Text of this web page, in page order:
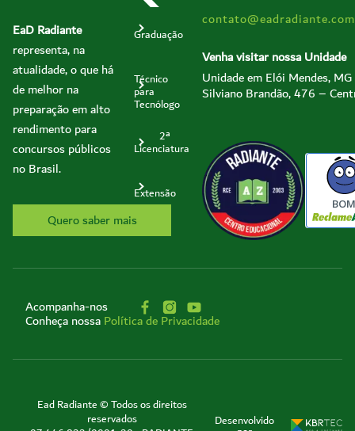
EaD Radiante
representa, na
atualidade, o que há
de melhor na
preparação em alto
rendimento para
concursos públicos
no Brasil.
Quero saber mais
Graduação
Técnico
para
Tecnólogo
2ª
Licenciatura
Extensão
Venha visitar nossa Unidade
Unidade em Elói Mendes, MG
Silviano Brandão, 476 –
Acompanha-nos
Conheça nossaPolítica de Privacidade
Ead Radiante © Todos os direitos
reservados
Desenvolvido